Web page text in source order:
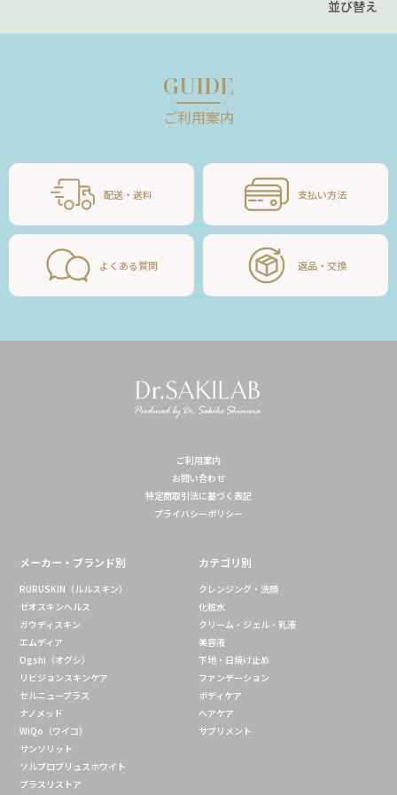
並び替え
GUIDE
ご利用案内
配送・送料 支払い方法
よくある質問 返品・交換
ご利用案内
お問い合わせ
特定商取引法に基づく表記
プライバシーポリシー
メーカー・ブランド別
RURUSKIN（ルルスキン）
ゼオスキンヘルス
ガウディスキン
エムディア
Ogshi（オグシ）
リビジョンスキンケア
セルニュープラス
ナノメッド
WiQo（ワイコ）
サンソリット
ソルプロプリュスホワイト
プラスリストア
カテゴリ別
クレンジング・洗顔
化粧水
クリーム・ジェル・乳液
美容液
下地・日焼け止め
ファンデーション
ボディケア
ヘアケア
サプリメント